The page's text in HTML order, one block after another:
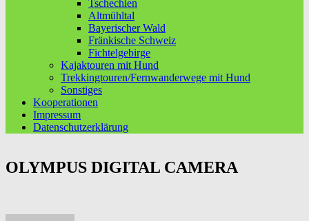
Tschechien
Altmühltal
Bayerischer Wald
Fränkische Schweiz
Fichtelgebirge
Kajaktouren mit Hund
Trekkingtouren/Fernwanderwege mit Hund
Sonstiges
Kooperationen
Impressum
Datenschutzerklärung
OLYMPUS DIGITAL CAMERA